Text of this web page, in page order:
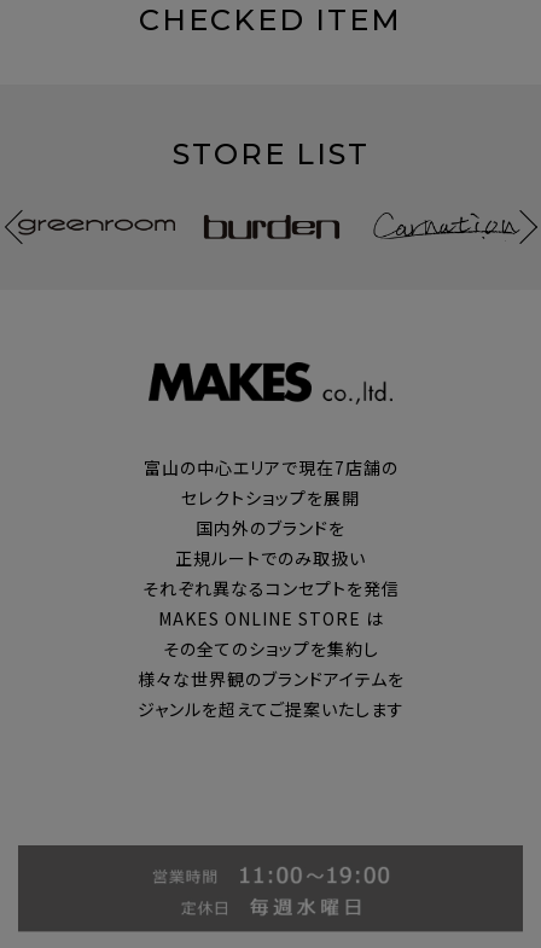
CHECKED ITEM
STORE LIST
富山の中心エリアで現在7店舗の
セレクトショップを展開
国内外のブランドを
正規ルートでのみ取扱い
それぞれ異なるコンセプトを発信
MAKES ONLINE STORE は
その全てのショップを集約し
様々な世界観のブランドアイテムを
ジャンルを超えてご提案いたします